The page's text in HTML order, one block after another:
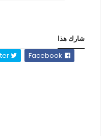
شارك هذا
Twitter